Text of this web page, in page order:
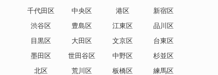
千代田区 中央区 港区
新宿区
渋谷区
豊島区 江東区
品川区
目黒区
大田区 文京区
台東区
墨田区
世田谷区 中野区
杉並区
北区
荒川区 板橋区
練馬区